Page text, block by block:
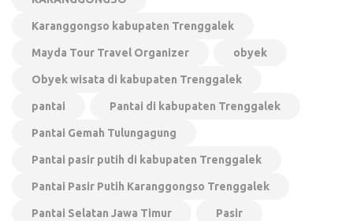
Karanggongso kabupaten Trenggalek
Mayda Tour Travel Organizer obyek
Obyek wisata di kabupaten Trenggalek
pantai Pantai di kabupaten Trenggalek
Pantai Gemah Tulungagung
Pantai pasir putih di kabupaten Trenggalek
Pantai Pasir Putih Karanggongso Trenggalek
Pantai Selatan Jawa Timur Pasir